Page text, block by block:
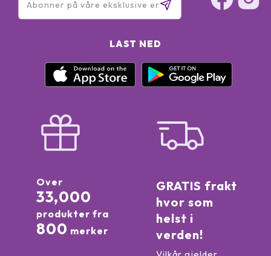
LAST NED
Over
33,000
produkter fra
800 merker
GRATIS frakt
hvor som
helst i
verden!